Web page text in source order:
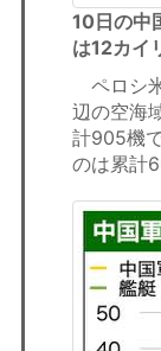
10日の中
は12カイ
ペロシ
辺の空海
計905機
のは累計